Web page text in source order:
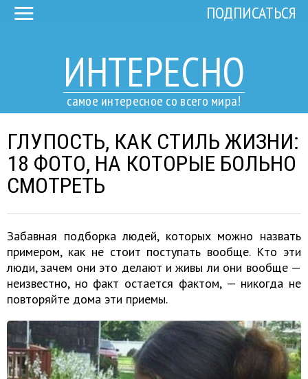
ИНТЕРЕСНО
самое интересное со всего мира!
ПОДПИСАТЬСЯ
ГЛУПОСТЬ, КАК СТИЛЬ ЖИЗНИ:
18 ФОТО, НА КОТОРЫЕ БОЛЬНО
СМОТРЕТЬ
Забавная подборка людей, которых можно назвать
примером, как не стоит поступать вообще. Кто эти
люди, зачем они это делают и живы ли они вообще —
неизвестно, но факт остается фактом, — никогда не
повторяйте дома эти приемы.